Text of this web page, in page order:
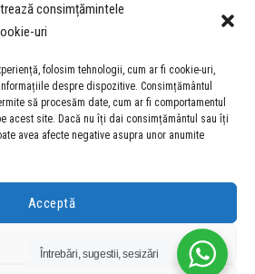
consimțămintele
uri
folosim tehnologii, cum ar fi cookie-uri,
despre dispozitive. Consimțământul
să procesăm date, cum ar fi comportamentul
acest site. Dacă nu îți dai consimțământul sau îți
avea afecte negative asupra unor anumite
Acceptă
Refuză
Y
u
t
u
b
I
s
t
a
g
a
Desktop Acces, care oferă
vizuale posibilitatea de a consulta site-ul
“LUCIAN GRIGORESCU” MEDGIDIA
Întrebări, sugestii, sesizări